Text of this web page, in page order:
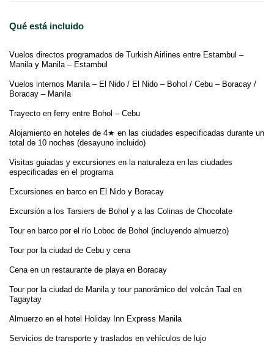
Qué está incluido
Vuelos directos programados de Turkish Airlines entre Estambul –
Manila y Manila – Estambul
Vuelos internos Manila – El Nido / El Nido – Bohol / Cebu – Boracay /
Boracay – Manila
Trayecto en ferry entre Bohol – Cebu
Alojamiento en hoteles de 4★ en las ciudades especificadas durante un
total de 10 noches (desayuno incluido)
Visitas guiadas y excursiones en la naturaleza en las ciudades
especificadas en el programa
Excursiones en barco en El Nido y Boracay
Excursión a los Tarsiers de Bohol y a las Colinas de Chocolate
Tour en barco por el río Loboc de Bohol (incluyendo almuerzo)
Tour por la ciudad de Cebu y cena
Cena en un restaurante de playa en Boracay
Tour por la ciudad de Manila y tour panorámico del volcán Taal en
Tagaytay
Almuerzo en el hotel Holiday Inn Express Manila
Servicios de transporte y traslados en vehículos de lujo